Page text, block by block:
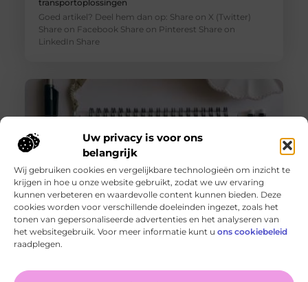
Uw privacy is voor ons
belangrijk
Wij gebruiken cookies en vergelijkbare technologieën om inzicht te
krijgen in hoe u onze website gebruikt, zodat we uw ervaring
kunnen verbeteren en waardevolle content kunnen bieden. Deze
cookies worden voor verschillende doeleinden ingezet, zoals het
tonen van gepersonaliseerde advertenties en het analyseren van
het websitegebruik. Voor meer informatie kunt u ons cookiebeleid
raadplegen.
transportoplossingen
Goed artikel? Deel hem dan op: Share on X (Twitter)
Share on Facebook Share on Pinterest Share on
LinkedIn Share
De voordelen van het drukken van kalenders voor jouw
bedrijf!
Goed artikel? Deel hem dan op: Share on X (Twitter)